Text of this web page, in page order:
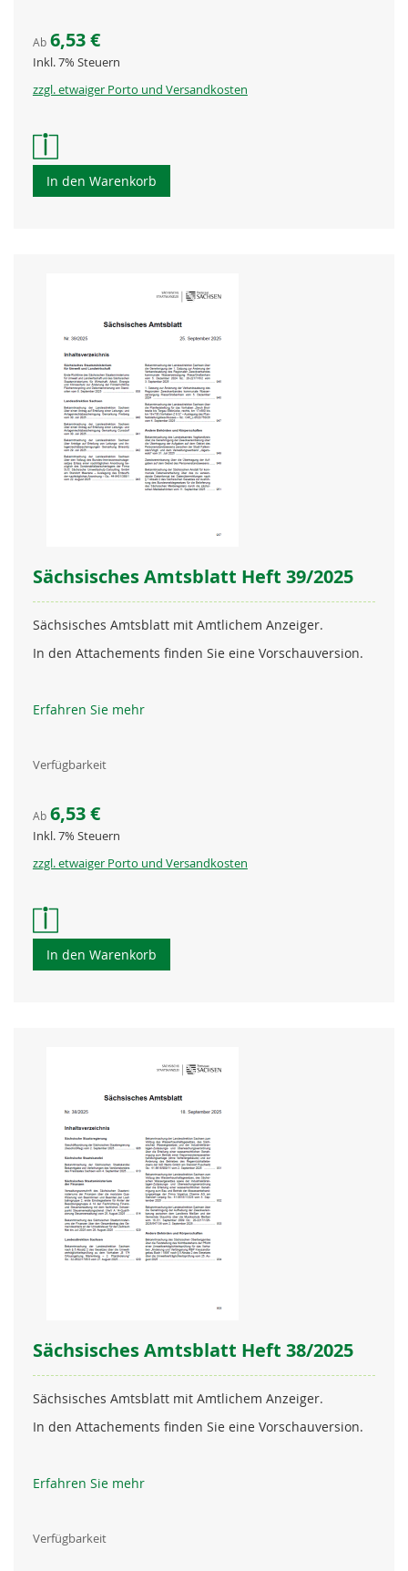
Ab 6,53 €
Inkl. 7% Steuern
zzgl. etwaiger Porto und Versandkosten
In den Warenkorb
Sächsisches Amtsblatt Heft 39/2025
Sächsisches Amtsblatt mit Amtlichem Anzeiger.
In den Attachements finden Sie eine Vorschauversion.
Erfahren Sie mehr
Verfügbarkeit
Ab 6,53 €
Inkl. 7% Steuern
zzgl. etwaiger Porto und Versandkosten
In den Warenkorb
Sächsisches Amtsblatt Heft 38/2025
Sächsisches Amtsblatt mit Amtlichem Anzeiger.
In den Attachements finden Sie eine Vorschauversion.
Erfahren Sie mehr
Verfügbarkeit